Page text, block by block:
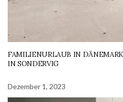
FAMILIENURLAUB IN
IN SONDERVIG
Dezember 1, 2023